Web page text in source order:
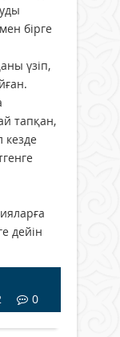
бірге
үзіп,
тапқан,
кезде
дейін
0